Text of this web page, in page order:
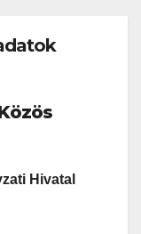
Hivatal